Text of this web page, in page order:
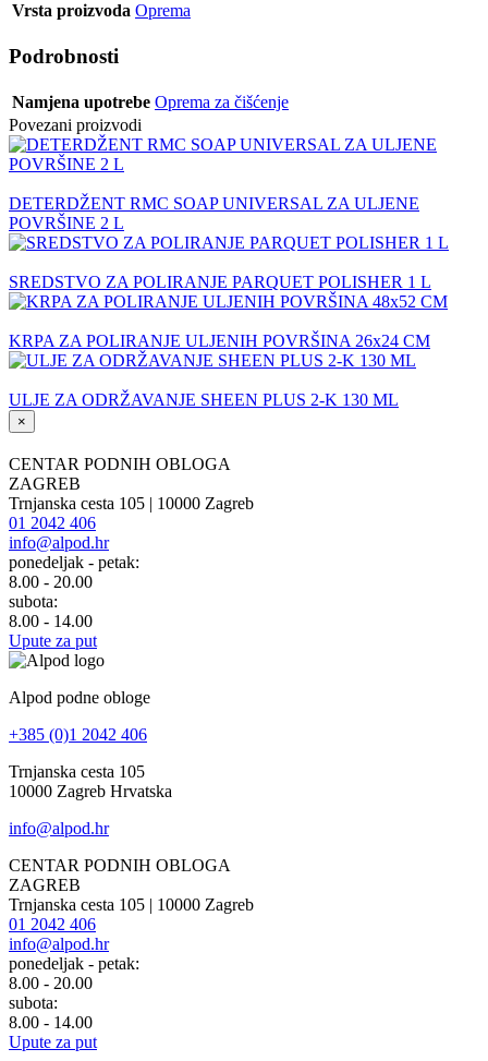
Vrsta proizvoda Oprema
Podrobnosti
Namjena upotrebe Oprema za čišćenje
Povezani proizvodi
DETERDŽENT RMC SOAP UNIVERSAL ZA ULJENE
POVRŠINE 2 L
SREDSTVO ZA POLIRANJE PARQUET POLISHER 1 L
KRPA ZA POLIRANJE ULJENIH POVRŠINA 26x24 CM
ULJE ZA ODRŽAVANJE SHEEN PLUS 2-K 130 ML
×
CENTAR PODNIH OBLOGA
ZAGREB
Trnjanska cesta 105 | 10000 Zagreb
01 2042 406
info@alpod.hr
ponedeljak - petak:
8.00 - 20.00
subota:
8.00 - 14.00
Upute za put
Alpod podne obloge
+385 (0)1 2042 406
Trnjanska cesta 105
10000 Zagreb Hrvatska
info@alpod.hr
CENTAR PODNIH OBLOGA
ZAGREB
Trnjanska cesta 105 | 10000 Zagreb
01 2042 406
info@alpod.hr
ponedeljak - petak:
8.00 - 20.00
subota:
8.00 - 14.00
Upute za put